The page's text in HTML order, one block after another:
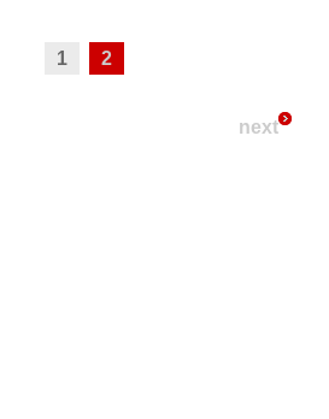
1 2
next